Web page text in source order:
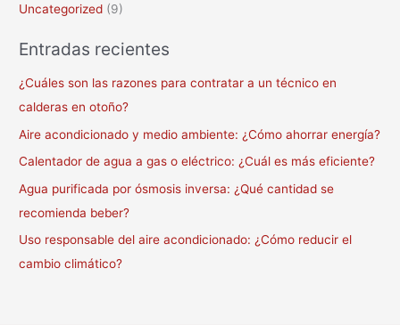
Uncategorized (9)
Entradas recientes
¿Cuáles son las razones para contratar a un técnico en
calderas en otoño?
Aire acondicionado y medio ambiente: ¿Cómo ahorrar energía?
Calentador de agua a gas o eléctrico: ¿Cuál es más eficiente?
Agua purificada por ósmosis inversa: ¿Qué cantidad se
recomienda beber?
Uso responsable del aire acondicionado: ¿Cómo reducir el
cambio climático?